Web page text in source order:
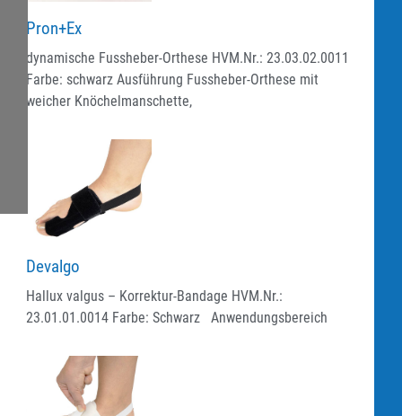
Pron+Ex
dynamische Fussheber-Orthese HVM.Nr.: 23.03.02.0011
Farbe: schwarz Ausführung Fussheber-Orthese mit
weicher Knöchelmanschette,
Devalgo
Hallux valgus – Korrektur-Bandage HVM.Nr.:
23.01.01.0014 Farbe: Schwarz Anwendungsbereich